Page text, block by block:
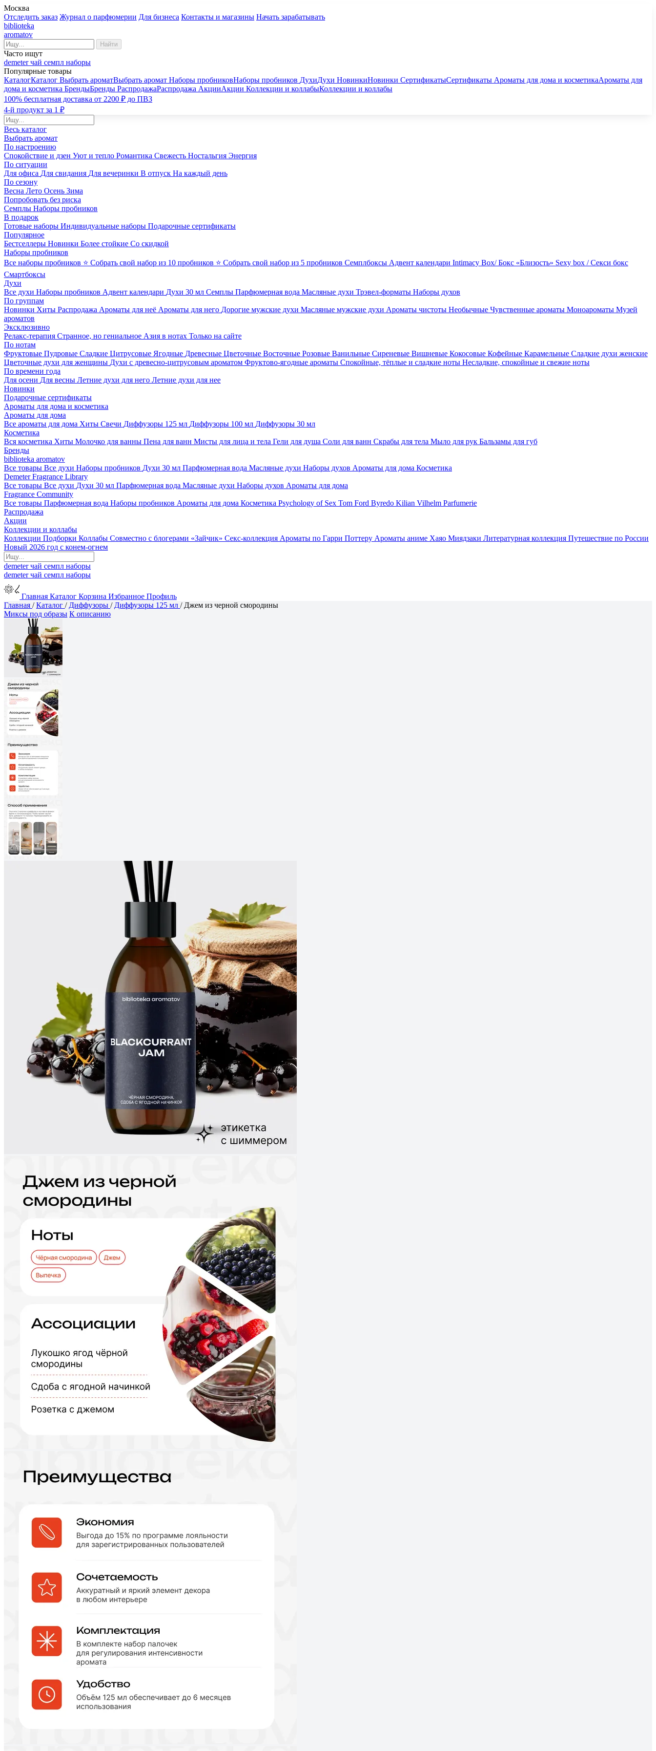
Москва
Отследить заказ Журнал о парфюмерии Для бизнеса Контакты и магазины Начать зарабатывать
biblioteka
aromatov
Найти
Часто ищут
demeterчай семпл наборы
Популярные товары
КаталогКаталог Выбрать ароматВыбрать аромат Наборы пробниковНаборы пробников ДухиДухи НовинкиНовинки СертификатыСертификаты Ароматы для дома и косметикаАроматы для
дома и косметика БрендыБренды РаспродажаРаспродажа АкцииАкции Коллекции и коллабыКоллекции и коллабы
100% бесплатная доставка от 2200 ₽ до ПВЗ
4-й продукт за 1 ₽
Весь каталог
Выбрать аромат
По настроению
Спокойствие и дзен Уют и тепло Романтика Свежесть Ностальгия Энергия
По ситуации
Для офиса Для свидания Для вечеринки В отпуск На каждый день
По сезону
Весна Лето Осень Зима
Попробовать без риска
Семплы Наборы пробников
В подарок
Готовые наборы Индивидуальные наборы Подарочные сертификаты
Популярное
Бестселлеры Новинки Более стойкие Со скидкой
Наборы пробников
Все наборы пробников ⭐ Собрать свой набор из 10 пробников ⭐ Собрать свой набор из 5 пробников Семплбоксы Адвент календари Intimacy Box/ Бокс «Близость» Sexy box / Секси бокс
Смартбоксы
Духи
Все духи Наборы пробников Адвент календари Духи 30 мл Семплы Парфюмерная вода Масляные духи Трэвел-форматы Наборы духов
По группам
Новинки Хиты Распродажа Ароматы для неё Ароматы для него Дорогие мужские духи Масляные мужские духи Ароматы чистоты Необычные Чувственные ароматы Моноароматы Музей
ароматов
Эксклюзивно
Релакс-терапия Странное, но гениальное Азия в нотах Только на сайте
По нотам
Фруктовые Пудровые Сладкие Цитрусовые Ягодные Древесные Цветочные Восточные Розовые Ванильные Сиреневые Вишневые Кокосовые Кофейные Карамельные Сладкие духи женские
Цветочные духи для женщины Духи с древесно-цитрусовым ароматом Фруктово-ягодные ароматы Спокойные, тёплые и сладкие ноты Несладкие, спокойные и свежие ноты
По времени года
Для осени Для весны Летние духи для него Летние духи для нее
Новинки
Подарочные сертификаты
Ароматы для дома и косметика
Ароматы для дома
Все ароматы для дома Хиты Свечи Диффузоры 125 мл Диффузоры 100 мл Диффузоры 30 мл
Косметика
Вся косметика Хиты Молочко для ванны Пена для ванн Мисты для лица и тела Гели для душа Соли для ванн Скрабы для тела Мыло для рук Бальзамы для губ
Бренды
biblioteka aromatov
Все товары Все духи Наборы пробников Духи 30 мл Парфюмерная вода Масляные духи Наборы духов Ароматы для дома Косметика
Demeter Fragrance Library
Все товары Все духи Духи 30 мл Парфюмерная вода Масляные духи Наборы духов Ароматы для дома
Fragrance Community
Все товары Парфюмерная вода Наборы пробников Ароматы для дома Косметика Psychology of Sex Tom Ford Byredo Kilian Vilhelm Parfumerie
Распродажа
Акции
Коллекции и коллабы
Коллекции Подборки Коллабы Совместно с блогерами «Зайчик» Секс-коллекция Ароматы по Гарри Поттеру Ароматы аниме Хаяо Миядзаки Литературная коллекция Путешествие по России
Новый 2026 год с конем-огнем
demeterчай семпл наборы
demeterчай семпл наборы
Главная Каталог Корзина Избранное Профиль
Главная /Каталог / Диффузоры / Диффузоры 125 мл / Джем из черной смородины
Миксы под образы К описанию